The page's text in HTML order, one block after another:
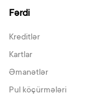
Fərdi
Kreditlər
Kartlar
Əmanətlər
Pul köçürmələri